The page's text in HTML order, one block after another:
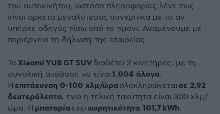
του αυτοκινήτου, ωστόσο πληροφορίες λένε πως
είναι αρκετά μεγαλύτερος συγκριτικά με το αν
υπήρχε οδηγός πίσω από το τιμόνι. Αναμένουμε με
περιέργεια τη δήλωση της εταιρείας.
Το XiaomiYU8GTSUVδιαθέτει 2 κινητήρες, με τη
συνολική απόδοση να είναι 1.004 άλογα.
Η επιτάχυνση 0-100 χλμ/ώρα ολοκληρώνεται σε 2,92
δευτερόλεπτα, ενώ η τελική ταχύτητα είναι 300 χλμ/
ώρα. Η μπαταρία έχειχωρητικότητα 101,7 kWh.